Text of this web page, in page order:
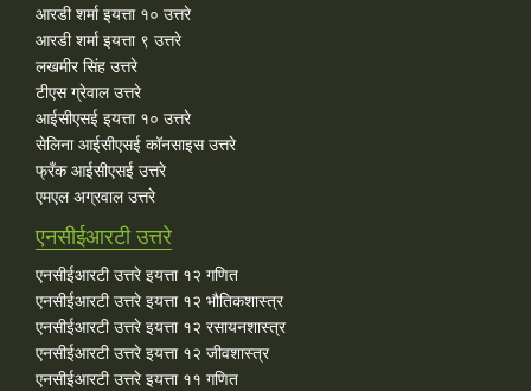
आरडी शर्मा इयत्ता १० उत्तरे
आरडी शर्मा इयत्ता ९ उत्तरे
लखमीर सिंह उत्तरे
टीएस ग्रेवाल उत्तरे
आईसीएसई इयत्ता १० उत्तरे
सेलिना आईसीएसई कॉनसाइस उत्तरे
फ्रँक आईसीएसई उत्तरे
एमएल अग्रवाल उत्तरे
एनसीईआरटी उत्तरे
एनसीईआरटी उत्तरे इयत्ता १२ गणित
एनसीईआरटी उत्तरे इयत्ता १२ भौतिकशास्त्र
एनसीईआरटी उत्तरे इयत्ता १२ रसायनशास्त्र
एनसीईआरटी उत्तरे इयत्ता १२ जीवशास्त्र
एनसीईआरटी उत्तरे इयत्ता ११ गणित